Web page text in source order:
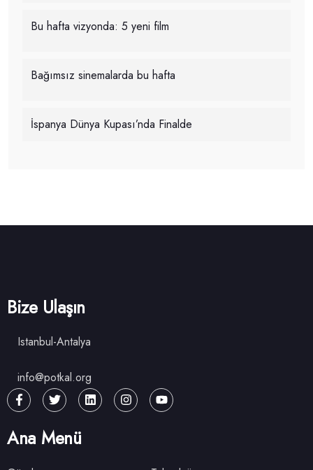
Bu hafta vizyonda: 5 yeni film
Bağımsız sinemalarda bu hafta
İspanya Dünya Kupası’nda Finalde
Bize Ulaşın
Istanbul-Antalya
info@potkal.org
Ana Menü